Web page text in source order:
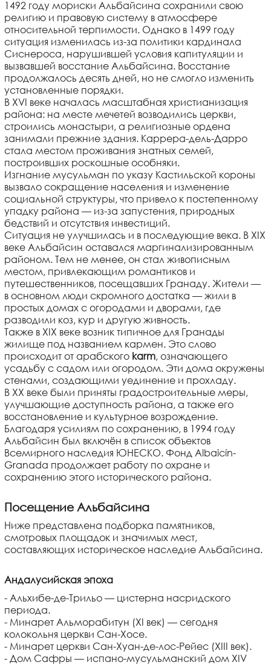
1492 году мориски Альбайсина сохранили свою
религию и правовую систему в атмосфере
относительной терпимости. Однако в 1499 году
ситуация изменилась из-за политики кардинала
Сиснероса, нарушившей условия капитуляции и
вызвавшей восстание Альбайсина. Восстание
продолжалось десять дней, но не смогло изменить
установленные порядки.
В XVI веке началась масштабная христианизация
района: на месте мечетей возводились церкви,
строились монастыри, а религиозные ордена
занимали прежние здания. Каррера-дель-Дарро
стала местом проживания знатных семей,
построивших роскошные особняки.
Изгнание мусульман по указу Кастильской короны
вызвало сокращение населения и изменение
социальной структуры, что привело к постепенному
упадку района — из-за запустения, природных
бедствий и отсутствия инвестиций.
Ситуация не улучшилась и в последующие века. В XIX
веке Альбайсин оставался маргинализированным
районом. Тем не менее, он стал живописным
местом, привлекающим романтиков и
путешественников, посещавших Гранаду. Жители —
в основном люди скромного достатка — жили в
простых домах с огородами и дворами, где
разводили коз, кур и другую живность.
Также в XIX веке возник типичное для Гранады
жилище под названием кармен. Это слово
происходит от арабского karm, означающего
усадьбу с садом или огородом. Эти дома окружены
стенами, создающими уединение и прохладу.
В XX веке были приняты градостроительные меры,
улучшающие доступность района, а также его
восстановление и культурное возрождение.
Благодаря усилиям по сохранению, в 1994 году
Альбайсин был включён в список объектов
Всемирного наследия ЮНЕСКО. Фонд Albaicín-
Granada продолжает работу по охране и
сохранению этого исторического района.
Посещение Альбайсина
Ниже представлена подборка памятников,
смотровых площадок и значимых мест,
составляющих историческое наследие Альбайсина.
Андалусийская эпоха
- Альхибе-де-Трильо — цистерна насридского
периода.
- Минарет Альморабитун (XI век) — сегодня
колокольня церкви Сан-Хосе.
- Минарет церкви Сан-Хуан-де-лос-Рейес (XIII век).
- Дом Сафры — испано-мусульманский дом XIV